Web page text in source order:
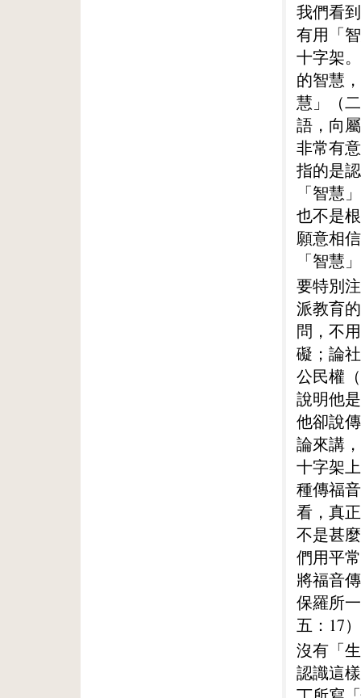
我們看
有用「
十字架
的智慧
慧」（
語，向
非常有
指的是
「智慧
也不是
願意相
「智慧
要特別
派教育
問，不
礙；論
公民權
說明他
他卻說
論來講
十字架
種傳福
看，真
不是甚
們用平
將福音
保羅所
五：17
沒有「
認識這